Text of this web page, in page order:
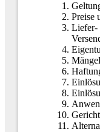
Preise
Liefer-